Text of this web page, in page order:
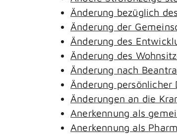
Änderung bezüglich
Änderung der
Änderung des
Änderung des
Änderung nach
Änderung
Änderungen an die
Anerkennung als
Anerkennung als